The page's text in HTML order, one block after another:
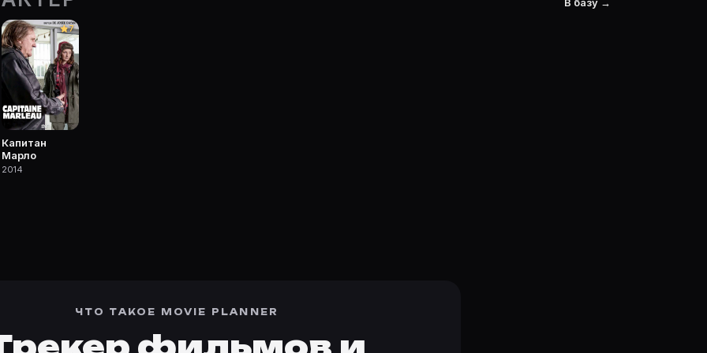
Movie Planner.
сериалы, роли и фото.
7
Капитан
Марло
2014
ЧТО ТАКОЕ MOVIE PLANNER